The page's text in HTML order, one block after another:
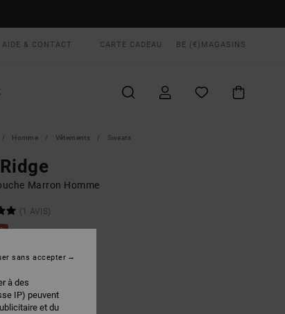
AIDE & CONTACT CARTE CADEAU BE (€) MAGASINS
Homme Vêtements Sweats
Marron Homme
(1 AVIS)
EXTRA 25%
à des
IP) peuvent
et du
sans accepter